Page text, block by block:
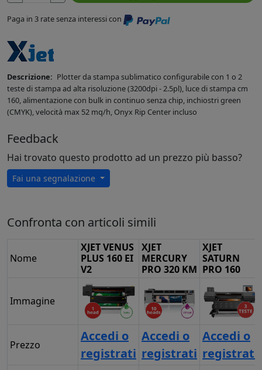
Paga in 3 rate senza interessi con
Descrizione: Plotter da stampa sublimatico configurabile con 1 o 2
teste di stampa ad alta risoluzione (3200dpi - 2.5pl), luce di stampa cm
160, alimentazione con bulk in continuo senza chip, inchiostri green
(CMYK), velocità max 52 mq/h, Onyx Rip Center incluso
Feedback
Hai trovato questo prodotto ad un prezzo più basso?
Fai una segnalazione
Confronta con articoli simili
Nome
XJET VENUS
PLUS 160 EI
V2
XJET
MERCURY
PRO 320 KM
XJET
SATURN
PRO 160
Immagine
Prezzo
Accedi o
registrati
Accedi o
registrati
Accedi o
registrati